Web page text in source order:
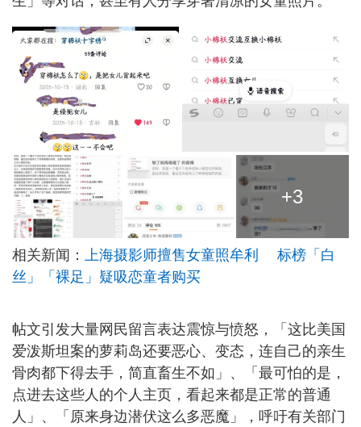
+3
相关新闻： 上海摄影师擅售女童照牟利 标榜「白
丝」「裸足」疑吸恋童者购买
帖文引发大量网民留言表达震惊与愤怒，「这比美国
爱泼斯坦案的萝莉岛还要恶心、变态，连自己的亲生
骨肉都下得去手，简直畜生不如」、「最可怕的是，
点进去这些人的个人主页，看起来都是正常的普通
人」、「原来身边潜伏这么多恶魔」，呼吁有关部门